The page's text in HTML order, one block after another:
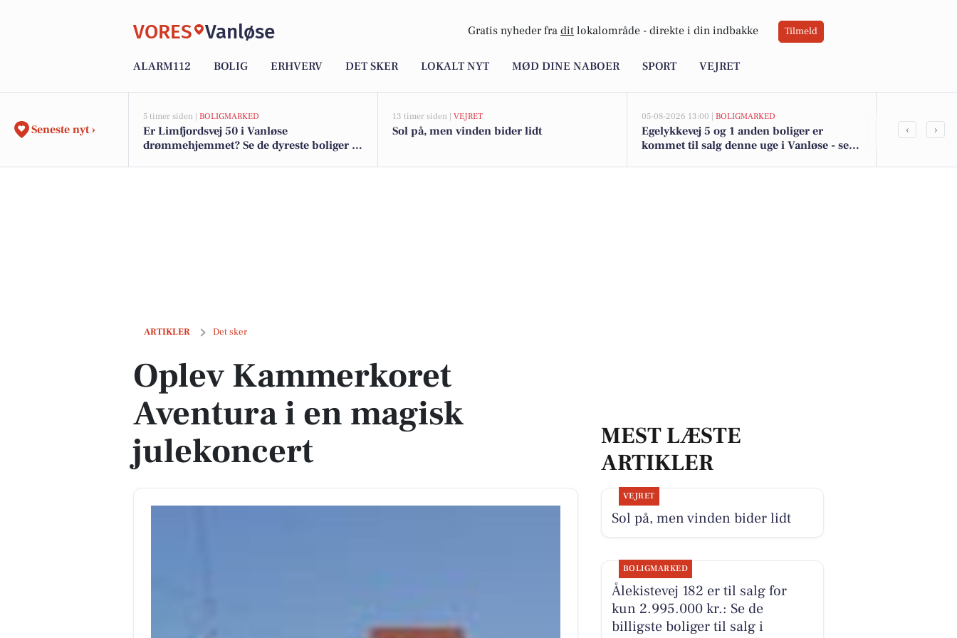
VORES Vanløse Gratis nyheder fra dit lokalområde - direkte i din indbakke Tilmeld
ALARM112 BOLIG ERHVERV DET SKER LOKALT NYT MØD DINE NABOER SPORT VEJRET
Seneste nyt ›
5 timer siden | BOLIGMARKED
Er Limfjordsvej 50 i Vanløse
drømmehjemmet? Se de dyreste boliger til
13 timer siden | VEJRET
Sol på, men vinden bider lidt
05-08-2026 13:00 | BOLIGMARKED
Egelykkevej 5 og 1 anden boliger er
kommet til salg denne uge i Vanløse - se
Top 6 over
‹ ›
ARTIKLER Det sker
Oplev Kammerkoret Aventura i en magisk julekoncert
Oplev Kammerkoret
Aventura i en magisk
julekoncert
MEST LÆSTE
ARTIKLER
VEJRET
Sol på, men vinden bider lidt
BOLIGMARKED
Ålekistevej 182 er til salg for
kun 2.995.000 kr.: Se de
billigste boliger til salg i